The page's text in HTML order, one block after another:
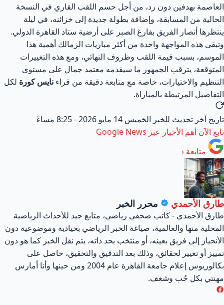
بهدفين دون رد، من أجل حسم اللقب القاري في النسخة
من المسابقة، وإضافة بطولة جديدة إلى خزائنه، في ليلة
أنصار الفريق بفارغ الصبر على أرضية ستاد القاهرة الدولي.
هذه المواجهة واحدة من أكثر مباريات الزمالك أهمية هذا
بسبب قيمة اللقب وظروف النهائي، ومع هذه التغييرات
يترقب الجمهور ما سيقدمه معتمد جمال على مستوى
والاختيارات، خاصة مع متابعة دقيقة من قراءنايس كورةلكل
المرتبطة بالمباراة.
آخر تحديث للخبر الخميس 14 مايو 2026 - 8:25 مساءً
الآن أهم الأخبار عبر Google News
متابعة‹
الأحمدي محرر الخبر
الأحمدي - كاتب صحفي رياضي، متابع جيد للأحداث الرياضية
منها والعالمية، صياغة الخبر الرياضي بحيادية وموضوعية دون
إلى فريق بعينه، أو منتخب بحد ذاته، يتم نقل الخبر كما هو دون
أو تغيير لحقائق، وذلك بعد التدقيق والتحقيق، حاصل على
بكالوريوس إعلام جامعة القاهرة عام 2004 ومن حينها وأنا أمارس
بكل حُب وشغف.